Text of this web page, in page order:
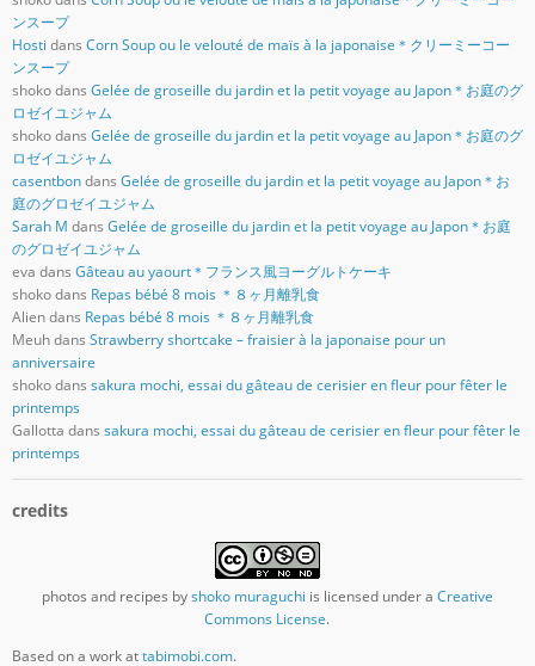
ンスープ
Hosti dans Corn Soup ou le velouté de maïs à la japonaise＊クリーミーコー
ンスープ
shokodans Gelée de groseille du jardin et la petit voyage au Japon＊お庭のグ
ロゼイユジャム
shokodans Gelée de groseille du jardin et la petit voyage au Japon＊お庭のグ
ロゼイユジャム
casentbondans Gelée de groseille du jardin et la petit voyage au Japon＊お
庭のグロゼイユジャム
Sarah M dans Gelée de groseille du jardin et la petit voyage au Japon＊お庭
のグロゼイユジャム
eva dans Gâteau au yaourt＊フランス風ヨーグルトケーキ
shokodans Repas bébé 8 mois ＊８ヶ月離乳食
Aliendans Repas bébé 8 mois ＊８ヶ月離乳食
Meuhdans Strawberry shortcake – fraisier à la japonaise pour un
anniversaire
shokodans sakura mochi, essai du gâteau de cerisier en fleur pour fêter le
printemps
Gallotta dans sakura mochi, essai du gâteau de cerisier en fleur pour fêter le
printemps
credits
photos and recipes byshoko muraguchi is licensed under a Creative
Commons License.
Based on a work attabimobi.com.